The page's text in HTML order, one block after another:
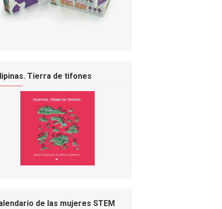
Tierra de tifones
de las mujeres STEM